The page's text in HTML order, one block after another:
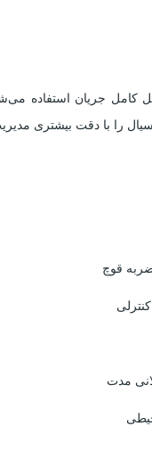
کامل جریان استفاده
را با دقت بیشتری
قوچ
مدت